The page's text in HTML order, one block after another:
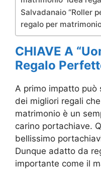
Salvadanaio “Roller
regalo per
CHIAVE A
Regalo
A primo impatto può
dei migliori regali
matrimonio è un
carino portachiave.
bellissimo
Dunque adatto da
importante come il